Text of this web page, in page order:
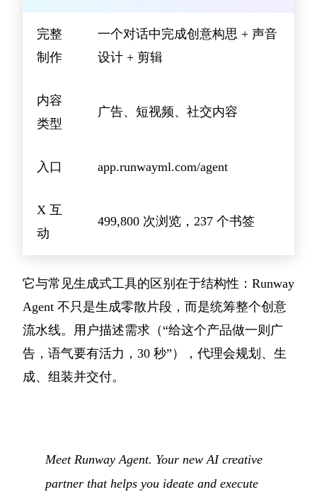
完整
制作
一个对话中完成创意构思 + 声音
设计 + 剪辑
内容
类型
广告、短视频、社交内容
入口 app.runwayml.com/agent
X 互
动
499,800 次浏览，237 个书签
它与常见生成式工具的区别在于结构性：Runway
Agent 不只是生成零散片段，而是统筹整个创意
流水线。用户描述需求（“给这个产品做一则广
告，语气要有活力，30 秒”），代理会规划、生
成、组装并交付。
Meet Runway Agent. Your new AI creative
partner that helps you ideate and execute